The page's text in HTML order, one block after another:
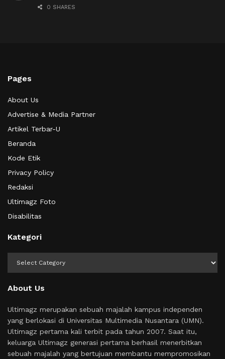
0 SHARES
Pages
About Us
Advertise & Media Partner
Artikel Terbar-U
Beranda
Kode Etik
Privacy Policy
Redaksi
Ultimagz Foto
Disabilitas
Kategori
About Us
Ultimagz merupakan sebuah majalah kampus independen
yang berlokasi di Universitas Multimedia Nusantara (UMN).
Ultimagz pertama kali terbit pada tahun 2007. Saat itu,
keluarga Ultimagz generasi pertama berhasil menerbitkan
sebuah majalah yang bertujuan membantu mempromosikan